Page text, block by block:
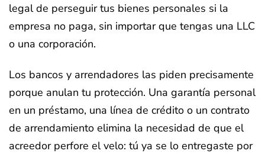
legal de perseguir tus bienes personales si la
empresa no paga, sin importar que tengas una LLC
o una corporación.
Los bancos y arrendadores las piden precisamente
porque anulan tu protección. Una garantía personal
en un préstamo, una línea de crédito o un contrato
de arrendamiento elimina la necesidad de que el
acreedor perfore el velo: tú ya se lo entregaste por